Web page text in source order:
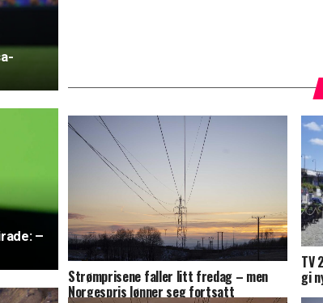
–
Strømprisene faller litt fredag – men
Norgespris lønner seg fortsatt
TV
gi